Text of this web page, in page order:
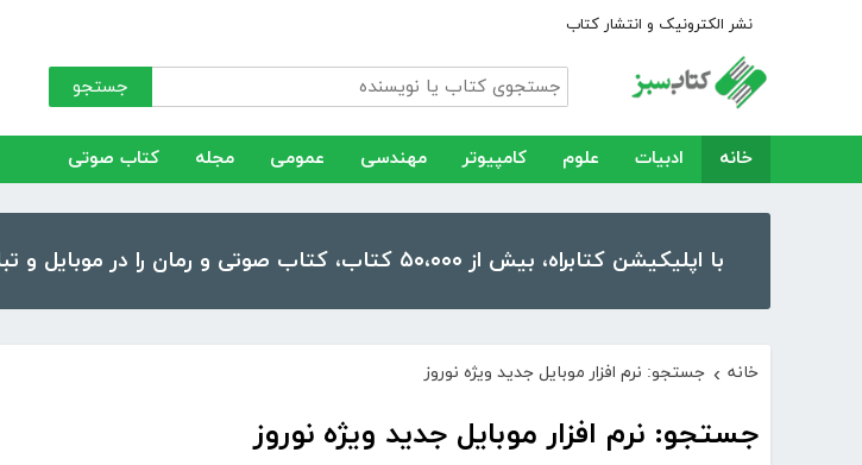
نشر الکترونیک و انتشار کتاب
جستجو
خانه ادبیات علوم کامپیوتر مهندسی عمومی مجله کتاب صوتی
با اپلیکیشن کتابراه، بیش از ۵۰،۰۰۰ کتاب، کتاب صوتی و رمان را در موبایل و تبلت خود داشته باشید!
خانه › جستجو: نرم افزار موبایل جدید ویژه نوروز
جستجو: نرم افزار موبایل جدید ویژه نوروز